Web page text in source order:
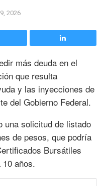
2026
más deuda en el
que resulta
y las inyecciones de
del Gobierno Federal.
una solicitud de listado
de pesos, que podría
Bursátiles
años.